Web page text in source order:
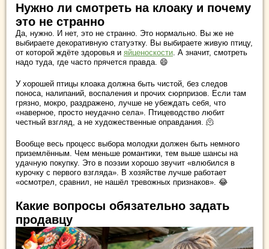
Нужно ли смотреть на клоаку и почему
это не странно
Да, нужно. И нет, это не странно. Это нормально. Вы же не
выбираете декоративную статуэтку. Вы выбираете живую птицу,
от которой ждёте здоровья и яйценоскости. А значит, смотреть
надо туда, где часто прячется правда. 😄
У хорошей птицы клоака должна быть чистой, без следов
поноса, налипаний, воспаления и прочих сюрпризов. Если там
грязно, мокро, раздражено, лучше не убеждать себя, что
«наверное, просто неудачно села». Птицеводство любит
честный взгляд, а не художественные оправдания. 🫠
Вообще весь процесс выбора молодки должен быть немного
приземлённым. Чем меньше романтики, тем выше шансы на
удачную покупку. Это в поэзии хорошо звучит «влюбился в
курочку с первого взгляда». В хозяйстве лучше работает
«осмотрел, сравнил, не нашёл тревожных признаков». 😂
Какие вопросы обязательно задать
продавцу